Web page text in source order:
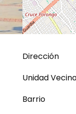
Dirección
Unidad
Barrio